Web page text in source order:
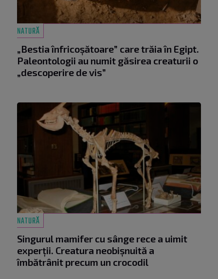
NATURĂ
„Bestia înfricoșătoare” care trăia în Egipt.
Paleontologii au numit găsirea creaturii o
„descoperire de vis”
NATURĂ
Singurul mamifer cu sânge rece a uimit
experții. Creatura neobișnuită a
îmbătrânit precum un crocodil